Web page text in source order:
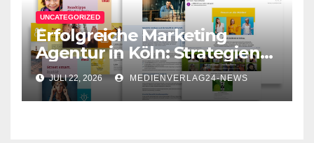
UNCATEGORIZED
Erfolgreiche Marketing
Agentur in Köln: Strategien
für Ihr Unternehmen
JULI 22, 2026 MEDIENVERLAG24-NEWS